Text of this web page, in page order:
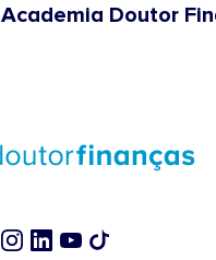
Academia Doutor